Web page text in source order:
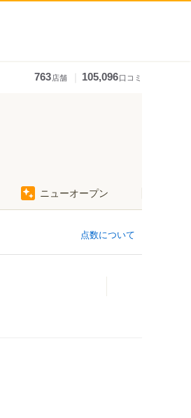
763店舗 105,096口コミ
ニューオープン
点数について